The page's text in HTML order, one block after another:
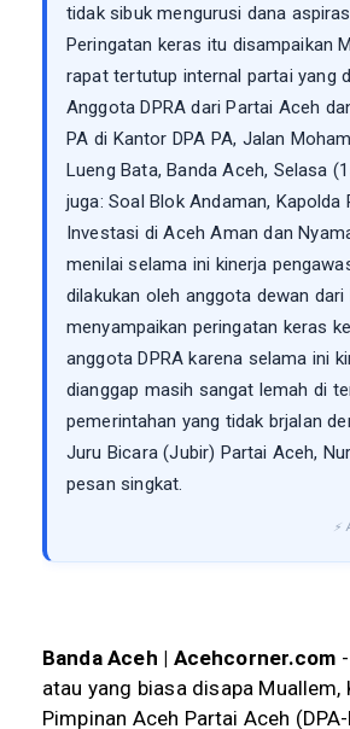
tidak sibuk mengurusi dana
Peringatan keras itu disampaikan
rapat tertutup internal partai yang
Anggota DPRA dari Partai Aceh
PA di Kantor DPA PA, Jalan
Lueng Bata, Banda Aceh, Selasa
juga: Soal Blok Andaman, Kapolda
Investasi di Aceh Aman dan
menilai selama ini kinerja
dilakukan oleh anggota dewan dari
menyampaikan peringatan keras
anggota DPRA karena selama ini
dianggap masih sangat lemah di
pemerintahan yang tidak brjalan
Juru Bicara (Jubir) Partai Aceh,
pesan singkat.
Banda Aceh | Acehcorner.com
atau yang biasa disapa Muallem,
Pimpinan Aceh Partai Aceh (DPA-